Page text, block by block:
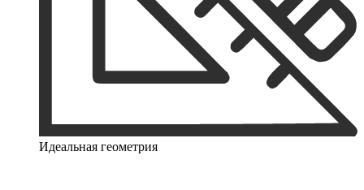
Идеальная геометрия